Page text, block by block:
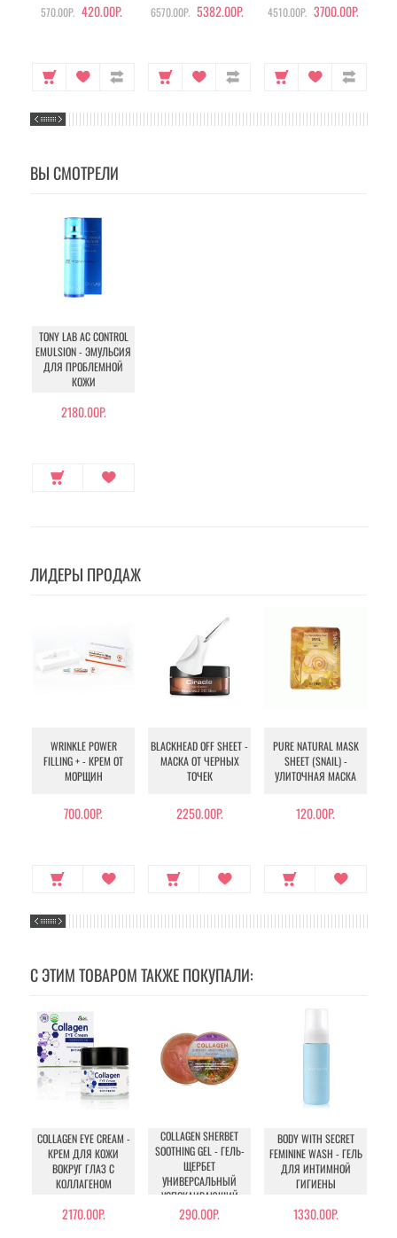
570.00Р. 420.00Р. 6570.00Р. 5382.00Р. 4510.00Р. 3700.00Р.
ВЫ СМОТРЕЛИ
TONY LAB AC CONTROL
EMULSION - ЭМУЛЬСИЯ
ДЛЯ ПРОБЛЕМНОЙ
КОЖИ
2180.00Р.
ЛИДЕРЫ ПРОДАЖ
WRINKLE POWER
FILLING + - КРЕМ ОТ
МОРЩИН
700.00Р.
BLACKHEAD OFF SHEET -
МАСКА ОТ ЧЕРНЫХ
ТОЧЕК
2250.00Р.
PURE NATURAL MASK
SHEET (SNAIL) -
УЛИТОЧНАЯ МАСКА
120.00Р.
С ЭТИМ ТОВАРОМ ТАКЖЕ ПОКУПАЛИ:
COLLAGEN EYE CREAM -
КРЕМ ДЛЯ КОЖИ
ВОКРУГ ГЛАЗ С
КОЛЛАГЕНОМ
2170.00Р.
COLLAGEN SHERBET
SOOTHING GEL - ГЕЛЬ-
ЩЕРБЕТ
УНИВЕРСАЛЬНЫЙ
УСПОКАИВАЮЩИЙ
290.00Р.
BODY WITH SECRET
FEMININE WASH - ГЕЛЬ
ДЛЯ ИНТИМНОЙ
ГИГИЕНЫ
1330.00Р.